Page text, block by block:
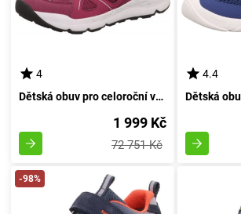
4
Dětská obuv pro celoroční volnou jízdu s technologií GTX BOA, Superfit, 1-000554-5000, červená - velikost 42
1 999 Kč
72 751 Kč
4.4
-98%